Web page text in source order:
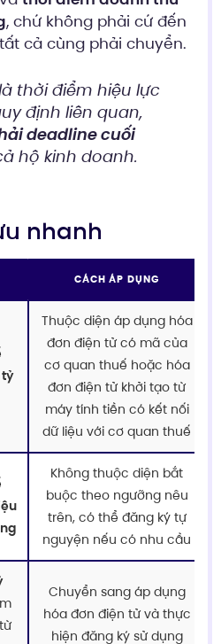
, chứ không phải cứ đến
cả cùng phải chuyển.
thời điểm hiệu lực
định liên quan,
deadline cuối
hộ kinh doanh.
nhanh
CÁCH ÁP DỤNG
tỷ
Thuộc diện áp dụng hóa
đơn điện tử có mã của
cơ quan thuế hoặc hóa
đơn điện tử khởi tạo từ
máy tính tiền có kết nối
dữ liệu với cơ quan thuế
Không thuộc diện bắt
buộc theo ngưỡng nêu
trên, có thể đăng ký tự
nguyện nếu có nhu cầu
Chuyển sang áp dụng
hóa đơn điện tử và thực
hiện đăng ký sử dụng